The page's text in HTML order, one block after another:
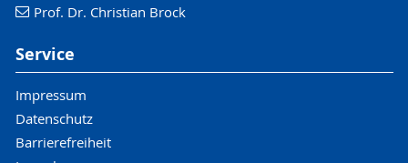
Prof. Dr. Christian Brock
Service
Impressum
Datenschutz
Barrierefreiheit